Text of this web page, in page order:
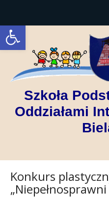
Open toolbar
Szkoła
Oddziałami
Konkurs